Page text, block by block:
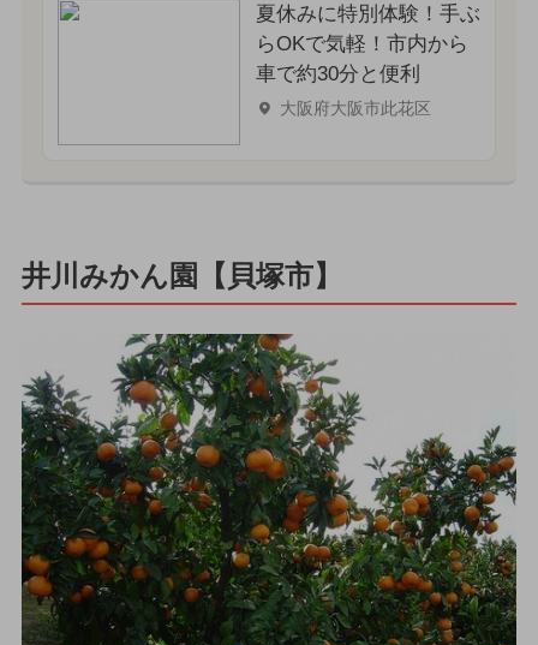
夏休みに特別体験！手ぶ
らOKで気軽！市内から
車で約30分と便利
大阪府大阪市此花区
井川みかん園【貝塚市】